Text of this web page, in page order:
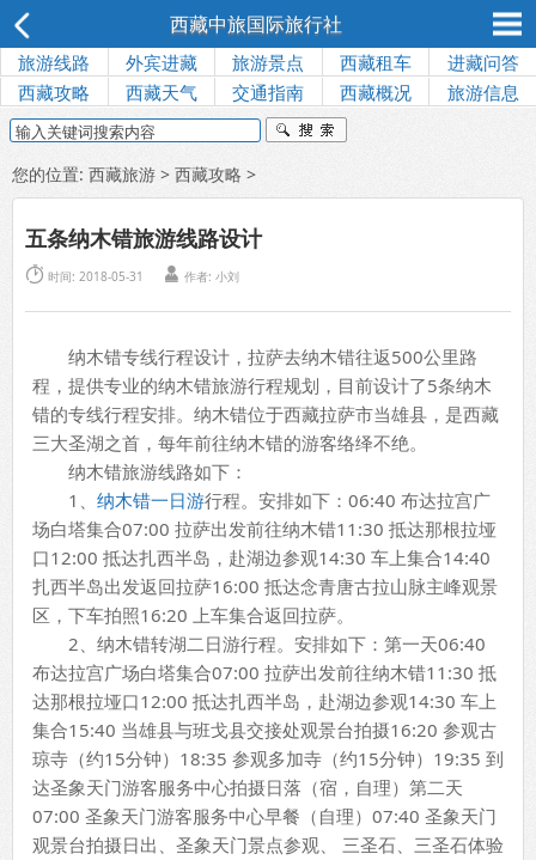
西藏中旅国际旅行社
旅游线路 外宾进藏 旅游景点 西藏租车
进藏问答
西藏攻略
西藏天气 交通指南 西藏概况 旅游信息
您的位置: 西藏旅游 > 西藏攻略 >
五条纳木错旅游线路设计
 时间: 2018-05-31  作者: 小刘
纳木错专线行程设计，拉萨去纳木错往返500公里路
程，提供专业的纳木错旅游行程规划，目前设计了5条纳木
错的专线行程安排。纳木错位于西藏拉萨市当雄县，是西藏
三大圣湖之首，每年前往纳木错的游客络绎不绝。
纳木错旅游线路如下：
1、 纳木错一日游行程。安排如下：06:40 布达拉宫广
场白塔集合07:00 拉萨出发前往纳木错11:30 抵达那根拉垭
口12:00 抵达扎西半岛，赴湖边参观14:30 车上集合14:40
扎西半岛出发返回拉萨16:00 抵达念青唐古拉山脉主峰观景
区，下车拍照16:20 上车集合返回拉萨。
2、纳木错转湖二日游行程。安排如下：第一天06:40
布达拉宫广场白塔集合07:00 拉萨出发前往纳木错11:30 抵
达那根拉垭口12:00 抵达扎西半岛，赴湖边参观14:30 车上
集合15:40 当雄县与班戈县交接处观景台拍摄16:20 参观古
琼寺（约15分钟）18:35 参观多加寺（约15分钟）19:35 到
达圣象天门游客服务中心拍摄日落（宿，自理）第二天
07:00 圣象天门游客服务中心早餐（自理）07:40 圣象天门
观景台拍摄日出、圣象天门景点参观、 三圣石、三圣石体验